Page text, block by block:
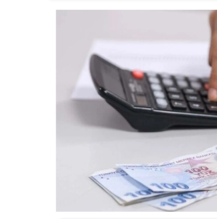
Eskişehir Haber İçerikleri
Eskişehir Hava Durumu
Eskişehir Tramvay Saatleri